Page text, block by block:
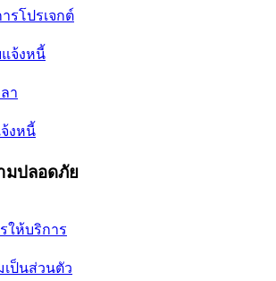
รโปรเจกต์
แจ้งหนี้
า
งหนี้
มปลอดภัย
ให้บริการ
เป็นส่วนตัว